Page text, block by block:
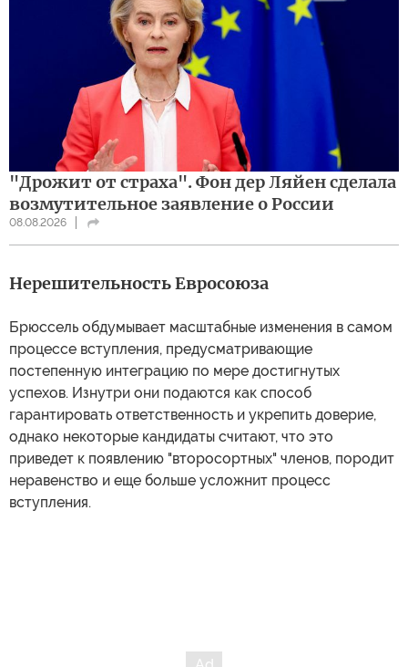
"Дрожит от страха". Фон дер Ляйен сделала
возмутительное заявление о России
08.08.2026
Нерешительность Евросоюза
Брюссель обдумывает масштабные изменения в самом
процессе вступления, предусматривающие
постепенную интеграцию по мере достигнутых
успехов. Изнутри они подаются как способ
гарантировать ответственность и укрепить доверие,
однако некоторые кандидаты считают, что это
приведет к появлению "второсортных" членов, породит
неравенство и еще больше усложнит процесс
вступления.